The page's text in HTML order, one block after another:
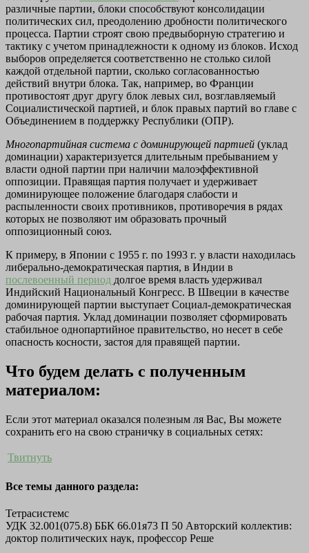
различные партии, блоки способствуют консолидации
политических сил, преодолению дробности политического
процесса. Партии строят свою предвыборную стратегию и
тактику с учетом принадлежности к одному из блоков. Исход
выборов определяется соответственно не столько силой
каждой отдельной партии, сколько согласованностью
действий внутри блока. Так, например, во Франции
противостоят друг другу блок левых сил, возглавляемый
Социалистической партией, и блок правых партий во главе с
Объединением в поддержку Республики (ОПР).
Многопартийная система с доминирующей партией (уклад
доминации) характеризуется длительным пребыванием у
власти одной партии при наличии малоэффективной
оппозиции. Правящая партия получает и удерживает
доминирующее положение благодаря слабости и
распыленности своих противников, противоречия в рядах
которых не позволяют им образовать прочный
оппозиционный союз.
К примеру, в Японии с 1955 г. по 1993 г. у власти находилась
либерально-демократическая партия, в Индии в
послевоенный период долгое время власть удерживал
Индийский Национальный Конгресс. В Швеции в качестве
доминирующей партии выступает Социал-демократическая
рабочая партия. Уклад доминации позволяет сформировать
стабильное однопартийное правительство, но несет в себе
опасность косности, застоя для правящей партии.
Что будем делать с полученным
материалом:
Если этот материал оказался полезным ля Вас, Вы можете
сохранить его на свою страничку в социальных сетях:
Твитнуть
Все темы данного раздела:
Тетрасистемс
УДК 32.001(075.8) ББК 66.01я73 П 50 Авторский коллектив:
доктор политических наук, профессор Реше